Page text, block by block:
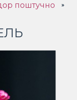
поштучно »